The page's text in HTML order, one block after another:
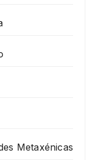
Metaxénicas